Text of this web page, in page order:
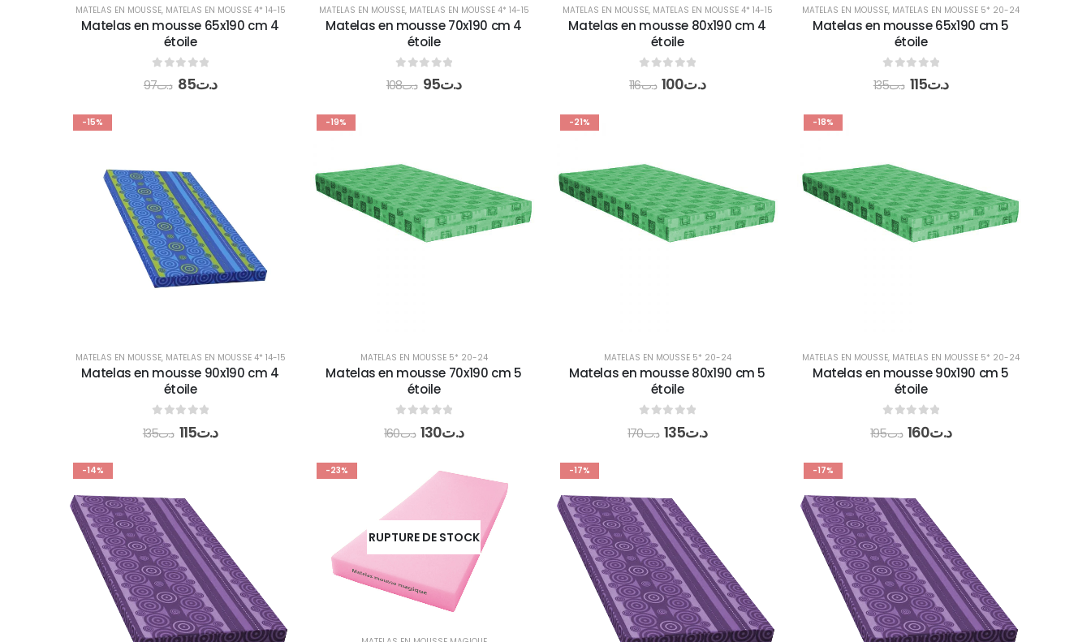
MATELAS EN MOUSSE, MATELAS EN MOUSSE 4* 14-15
Matelas en mousse 65x190 cm 4
étoile
out of 5
د.ت97 د.ت85
MATELAS EN MOUSSE, MATELAS EN MOUSSE 4* 14-15
Matelas en mousse 70x190 cm 4
étoile
out of 5
د.ت108 د.ت95
MATELAS EN MOUSSE, MATELAS EN MOUSSE 4* 14-15
Matelas en mousse 80x190 cm 4
étoile
out of 5
د.ت116 د.ت100
MATELAS EN MOUSSE, MATELAS EN MOUSSE 5* 20-24
Matelas en mousse 65x190 cm 5
étoile
out of 5
د.ت135 د.ت115
-15%
MATELAS EN MOUSSE, MATELAS EN MOUSSE 4* 14-15
Matelas en mousse 90x190 cm 4
étoile
د.ت135 د.ت115
-19%
MATELAS EN MOUSSE 5* 20-24
Matelas en mousse 70x190 cm 5
étoile
out of 5
د.ت160 د.ت130
-21%
MATELAS EN MOUSSE 5* 20-24
Matelas en mousse 80x190 cm 5
étoile
out of 5
د.ت170 د.ت135
-18%
MATELAS EN MOUSSE, MATELAS EN MOUSSE 5* 20-24
Matelas en mousse 90x190 cm 5
étoile
out of 5
د.ت195 د.ت160
-14% -23%
RUPTURE DE STOCK
-17% -17%